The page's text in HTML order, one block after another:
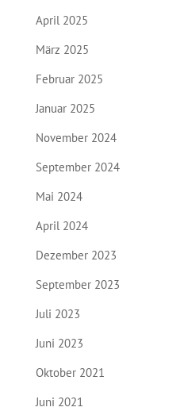
April 2025
März 2025
Februar 2025
Januar 2025
November 2024
September 2024
Mai 2024
April 2024
Dezember 2023
September 2023
Juli 2023
Juni 2023
Oktober 2021
Juni 2021